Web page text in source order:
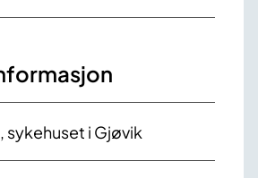
sykehuset i Gjøvik